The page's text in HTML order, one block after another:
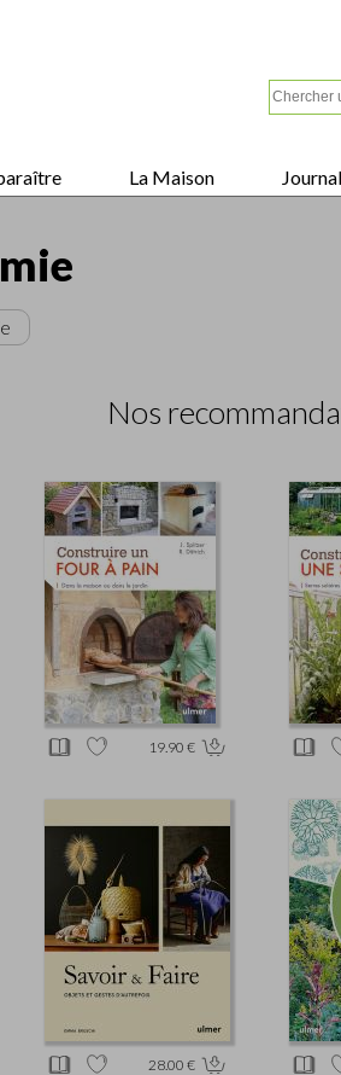
La Maison Journal
Nos
19.90 €
28.00 €